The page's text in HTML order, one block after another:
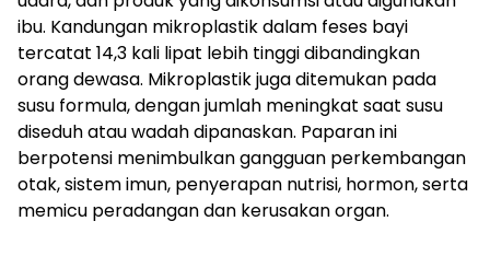
ibu. Kandungan mikroplastik dalam feses bayi
tercatat 14,3 kali lipat lebih tinggi dibandingkan
orang dewasa. Mikroplastik juga ditemukan pada
susu formula, dengan jumlah meningkat saat susu
diseduh atau wadah dipanaskan. Paparan ini
berpotensi menimbulkan gangguan perkembangan
otak, sistem imun, penyerapan nutrisi, hormon, serta
memicu peradangan dan kerusakan organ.